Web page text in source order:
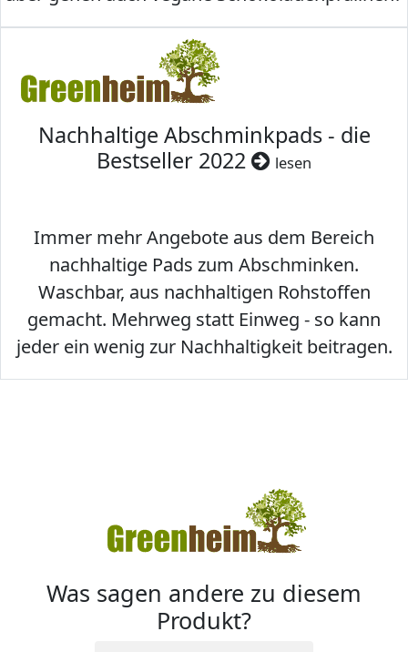
Nachhaltige Abschminkpads - die
Bestseller 2022
lesen
Immer mehr Angebote aus dem Bereich
nachhaltige Pads zum Abschminken.
Waschbar, aus nachhaltigen Rohstoffen
gemacht. Mehrweg statt Einweg - so kann
jeder ein wenig zur Nachhaltigkeit beitragen.
Was sagen andere zu diesem
Produkt?